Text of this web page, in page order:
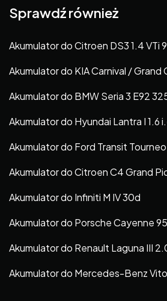
Sprawdź również
Akumulator do Citroen DS3 1.4 VTi
Akumulator do KIA Carnival / Grand
Akumulator do BMW Seria 3 E92
Akumulator do Hyundai Lantra I 1.6
Akumulator do Ford Transit
Akumulator do Citroen C4 Grand
Akumulator do Infiniti M IV 30d
Akumulator do Porsche Cayenne
Akumulator do Renault Laguna III
Akumulator do Mercedes-Benz Vito